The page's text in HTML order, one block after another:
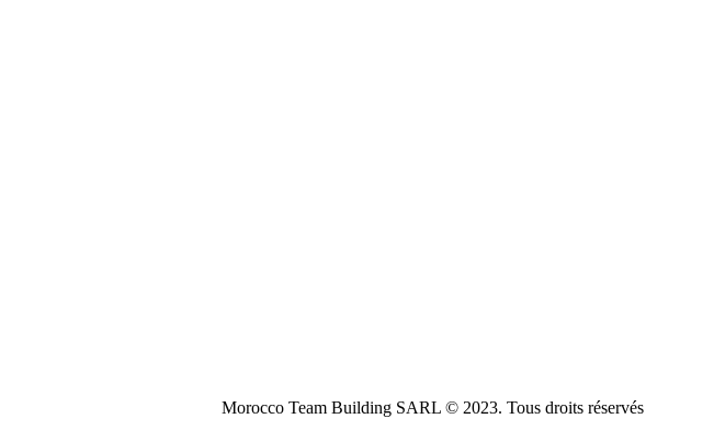
Morocco Team Building SARL © 2023. Tous droits réservés